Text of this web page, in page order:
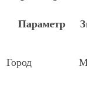
Параметр
Город